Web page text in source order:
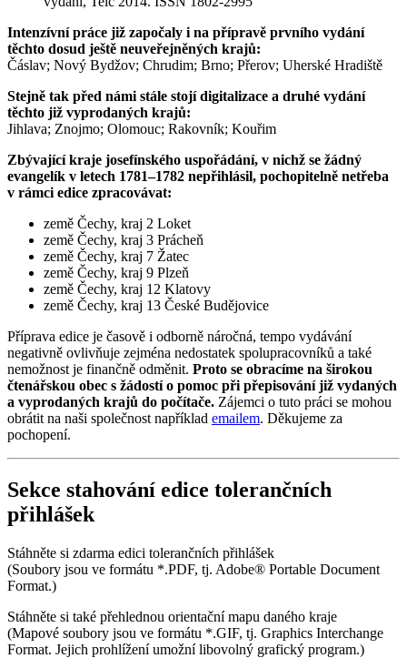
Intenzívní práce již započaly i na přípravě prvního vydání
těchto dosud ještě neuveřejněných krajů:
Čáslav; Nový Bydžov; Chrudim; Brno; Přerov; Uherské Hradiště
Stejně tak před námi stále stojí digitalizace a druhé vydání
těchto již vyprodaných krajů:
Jihlava; Znojmo; Olomouc; Rakovník; Kouřim
Zbývající kraje josefínského uspořádání, v nichž se žádný
evangelík v letech 1781–1782 nepřihlásil, pochopitelně netřeba
v rámci edice zpracovávat:
země Čechy, kraj 2 Loket
země Čechy, kraj 3 Prácheň
země Čechy, kraj 7 Žatec
země Čechy, kraj 9 Plzeň
země Čechy, kraj 12 Klatovy
země Čechy, kraj 13 České Budějovice
Příprava edice je časově i odborně náročná, tempo vydávání
negativně ovlivňuje zejména nedostatek spolupracovníků a také
nemožnost je finančně odměnit. Proto se obracíme na širokou
čtenářskou obec s žádostí o pomoc při přepisování již vydaných
a vyprodaných krajů do počítače. Zájemci o tuto práci se mohou
obrátit na naši společnost například emailem. Děkujeme za
pochopení.
Sekce stahování edice tolerančních
přihlášek
Stáhněte si zdarma edici tolerančních přihlášek
(Soubory jsou ve formátu *.PDF, tj. Adobe® Portable Document
Format.)
Stáhněte si také přehlednou orientační mapu daného kraje
(Mapové soubory jsou ve formátu *.GIF, tj. Graphics Interchange
Format. Jejich prohlížení umožní libovolný grafický program.)